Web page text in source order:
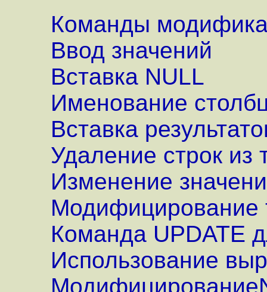
Команды
Ввод значений
Вставка NULL
Именование
Вставка
Удаление строк из
Изменение
Модифицирование
Команда UPDATE
Использование